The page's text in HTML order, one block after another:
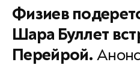
Физиев
Шара Буллет
Перейрой.